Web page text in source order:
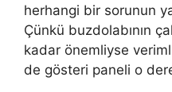
herhangi bir sorunun
Çünkü buzdolabının
kadar önemliyse
de gösteri paneli o